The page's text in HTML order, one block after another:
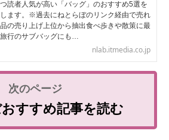
読者人気が高い「バッグ」のおすすめ5選を
ます。※過去にねとらぼのリンク経由で売れ
の売り上げ上位から抽出食べ歩きや散策に最
行のサブバッグにも…
nlab.itmedia.co.jp
すすめ記事を読む